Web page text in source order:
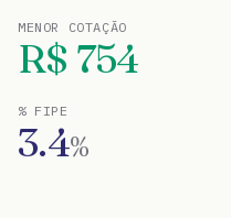
MENOR COTAÇÃO
R$ 754
% FIPE
3.4%